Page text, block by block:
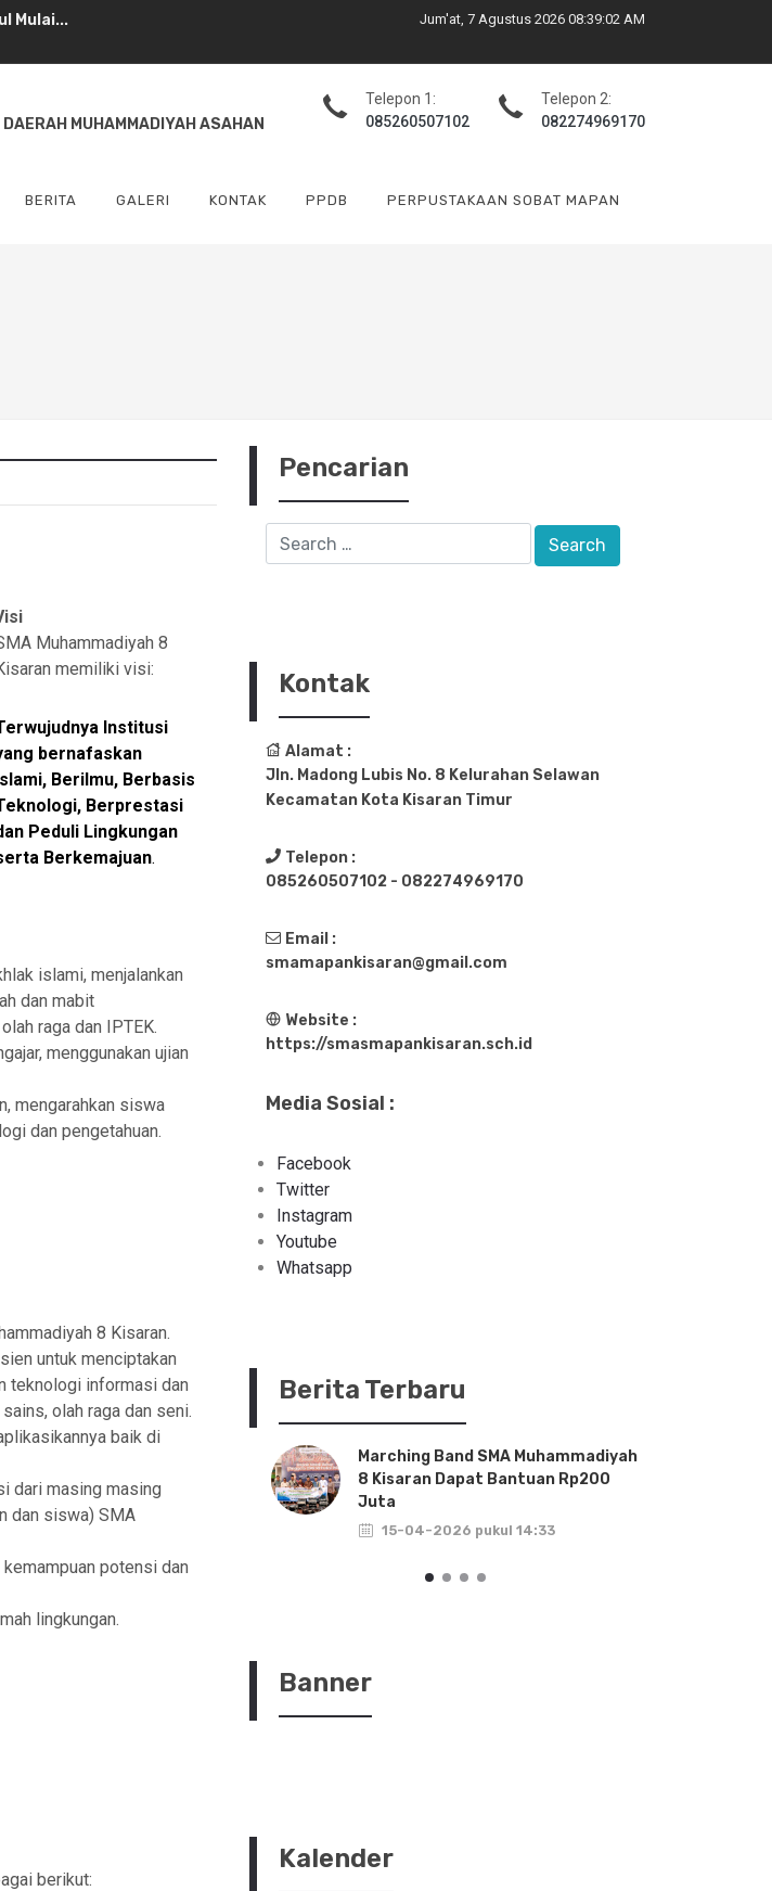
Mulai...
...
Jum'at, 7 Agustus 2026 08:39:03 AM
MUHAMMADIYAH ASAHAN
Telepon 1:
085260507102
Telepon 2:
082274969170
BERITA GALERI KONTAK PPDB PERPUSTAKAAN SOBAT MAPAN
Muhammadiyah 8
memiliki visi:
Institusi
bernafaskan
i, Berilmu, Berbasis
Berprestasi
Peduli Lingkungan
Berkemajuan.
islami, menjalankan
dan mabit
raga dan IPTEK.
menggunakan ujian
mengarahkan siswa
dan pengetahuan.
8 Kisaran.
untuk menciptakan
teknologi informasi dan
olah raga dan seni.
baik di
dari masing masing
dan siswa) SMA
potensi dan
lingkungan.
berikut:
Pencarian
Kontak
Alamat :
Jln. Madong Lubis No. 8 Kelurahan Selawan
Kecamatan Kota Kisaran Timur
Telepon :
085260507102 - 082274969170
Email :
smamapankisaran@gmail.com
Website :
https://smasmapankisaran.sch.id
Media Sosial :
Facebook
Twitter
Instagram
Youtube
Whatsapp
Berita Terbaru
Edukasi ke UMSU
19-01-2025 pukul 21:11
Marching Band SMA Muhammadiyah
8 Kisaran Dapat Bantuan Rp200
Juta
15-04-2026 pukul 14:33
Banner
Kalender